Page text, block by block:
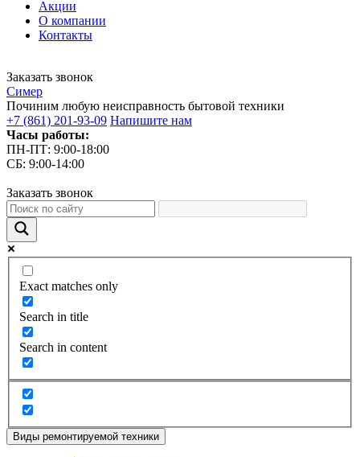
Акции
О компании
Контакты
Заказать звонок
Симер
Починим любую неисправность бытовой техники
+7 (861) 201-93-09 Напишите нам
Часы работы:
ПН-ПТ: 9:00-18:00
СБ: 9:00-14:00
Заказать звонок
Exact matches only
Search in title
Search in content
Виды ремонтируемой техники